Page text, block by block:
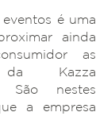
é uma
ainda
as
da Kazza
São nestes
a empresa